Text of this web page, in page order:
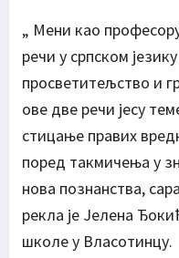
„ Мени као
речи у српском
просветитељство и
ове две речи јесу
стицање правих
поред такмичења у
нова познанства,
рекла је Јелена
школе у Власотинцу.